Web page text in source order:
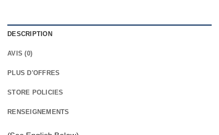
DESCRIPTION
AVIS (0)
PLUS D'OFFRES
STORE POLICIES
RENSEIGNEMENTS